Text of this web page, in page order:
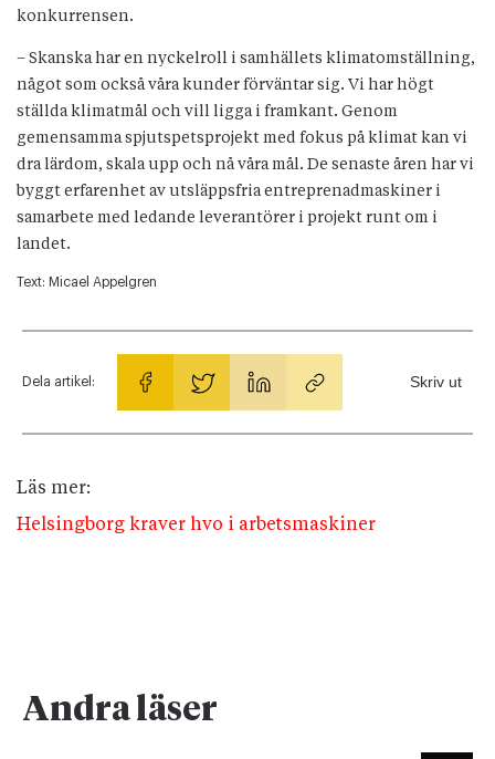
konkurrensen.
– Skanska har en nyckelroll i samhällets klimatomställning,
något som också våra kunder förväntar sig. Vi har högt
ställda klimatmål och vill ligga i framkant. Genom
gemensamma spjutspetsprojekt med fokus på klimat kan vi
dra lärdom, skala upp och nå våra mål. De senaste åren har vi
byggt erfarenhet av utsläppsfria entreprenadmaskiner i
samarbete med ledande leverantörer i projekt runt om i
landet.
Text: Micael Appelgren
Dela artikel: Skriv ut
Läs mer:
Helsingborg kraver hvo i arbetsmaskiner
Andra läser